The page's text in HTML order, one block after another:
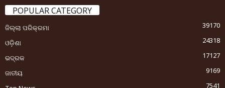
POPULAR CATEGORY
ଜିଲ୍ଲା ପରିକ୍ରମା
39170
ଓଡ଼ିଶା
24318
ଭଦ୍ରକ
17127
ଜାତୀୟ
9169
7541